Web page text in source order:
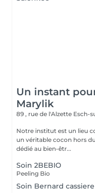
Un instant
Marylik
89 , rue de l'Alzette Esch-
Notre institut est un lieu
un véritable cocon hors
dédié au bien-êtr...
Soin 2BEBIO
Peeling Bio
Soin Bernard cassiere